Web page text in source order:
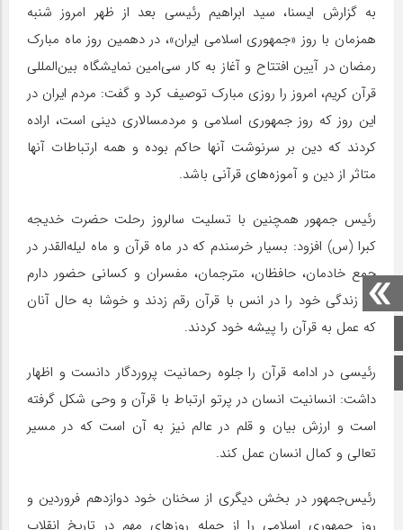
صفحه اصلی
اینستاگرام
به گزارش ایسنا، سید ابراهیم رئیسی بعد از ظهر امروز شنبه
همزمان با روز «جمهوری اسلامی ایران»، در دهمین روز ماه مبارک
رمضان در آیین افتتاح و آغاز به کار سی‌امین نمایشگاه بین‌المللی
قرآن کریم، امروز را روزی مبارک توصیف کرد و گفت: مردم ایران در
این روز که روز جمهوری اسلامی و مردمسالاری دینی است، اراده
کردند که دین بر سرنوشت آنها حاکم بوده و همه ارتباطات آنها
متاثر از دین و آموزه‌های قرآنی باشد.
رئیس جمهور همچنین با تسلیت سالروز رحلت حضرت خدیجه
کبرا (س) افزود: بسیار خرسندم که در ماه قرآن و ماه لیله‌القدر در
جمع خادمان، حافظان، مترجمان، مفسران و کسانی حضور دارم
که زندگی خود را در انس با قرآن رقم زدند و خوشا به حال آنان
که عمل به قرآن را پیشه خود کردند.
رئیسی در ادامه قرآن را جلوه رحمانیت پروردگار دانست و اظهار
داشت: انسانیت انسان در پرتو ارتباط با قرآن و وحی شکل گرفته
است و ارزش بیان و قلم در عالم نیز به آن است که در مسیر
تعالی و کمال انسان عمل کند.
رئیس‌جمهور در بخش دیگری از سخنان خود دوازدهم فروردین و